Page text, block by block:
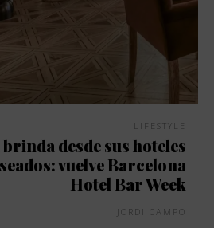
LIFESTYLE
desde sus hoteles
vuelve Barcelona
Hotel Bar Week
JORDI CAMPO